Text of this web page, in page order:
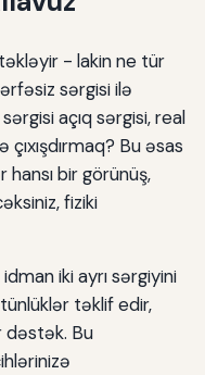
açıq boyabol daha
səyahət edir?
lazımdır?
istifadə edə
- lakin ne tür
sərgisi ilə
açıq sərgisi, real
Bu əsas
bir görünüş,
fiziki
iki ayrı sərgiyini
təklif edir,
dəstək. Bu